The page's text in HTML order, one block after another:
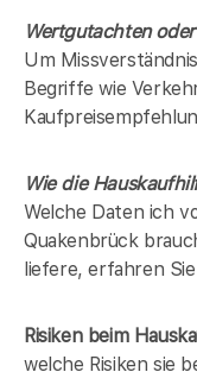
Wertgutachten
Um
Begriffe wie
Wie die
Welche Daten ich
Quakenbrück
liefere, erfahren
Risiken beim
welche Risiken sie